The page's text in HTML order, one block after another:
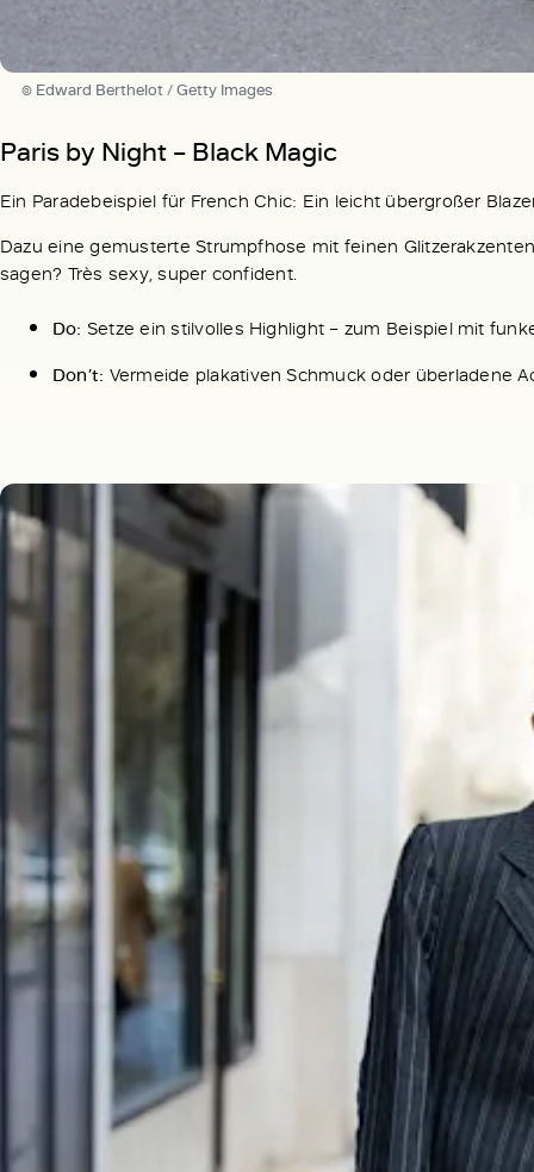
© Edward Berthelot / Getty Images
Paris by Night – Black Magic
Ein Paradebeispiel für French Chic: Ein leicht übergroßer
Dazu eine gemusterte Strumpfhose mit feinen
sagen? Très sexy, super confident.
Do: Setze ein stilvolles Highlight – zum Beispiel mit
Don’t: Vermeide plakativen Schmuck oder überladene